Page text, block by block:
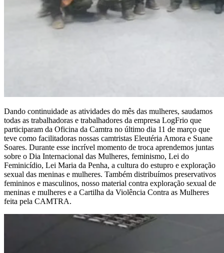
Dando continuidade as atividades do mês das mulheres, saudamos
todas as trabalhadoras e trabalhadores da empresa LogFrio que
participaram da Oficina da Camtra no último dia 11 de março que
teve como facilitadoras nossas camtristas Eleutéria Amora e Suane
Soares. Durante esse incrível momento de troca aprendemos juntas
sobre o Dia Internacional das Mulheres, feminismo, Lei do
Feminicídio, Lei Maria da Penha, a cultura do estupro e exploração
sexual das meninas e mulheres. Também distribuímos preservativos
femininos e masculinos, nosso material contra exploração sexual de
meninas e mulheres e a Cartilha da Violência Contra as Mulheres
feita pela CAMTRA.